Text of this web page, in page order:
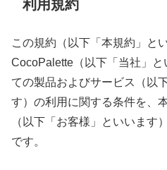
利用規約
この規約（以下「本規約」と
CocoPalette（以下「当社」
ての製品およびサービス（以
す）の利用に関する条件を、
（以下「お客様」といいます
です。